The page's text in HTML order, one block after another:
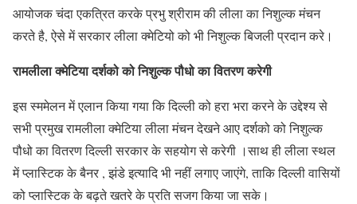
आयोजक चंदा एकत्रित करके प्रभु श्रीराम की लीला का निशुल्क मंचन
करते है, ऐसे में सरकार लीला क्मेटियो को भी निशुल्क बिजली प्रदान करे।
रामलीला क्मेटिया दर्शको को निशुल्क पौधो का वितरण करेगी
इस स्ममेलन में एलान किया गया कि दिल्ली को हरा भरा करने के उद्देश्य से
सभी प्रमुख रामलीला क्मेटिया लीला मंचन देखने आए दर्शको को निशुल्क
पौधो का वितरण दिल्ली सरकार के सहयोग से करेगी ।साथ ही लीला स्थल
में प्लास्टिक के बैनर , झंडे इत्यादि भी नहीं लगाए जाएंगे, ताकि दिल्ली वासियों
को प्लास्टिक के बढ़ते खतरे के प्रति सजग किया जा सके।